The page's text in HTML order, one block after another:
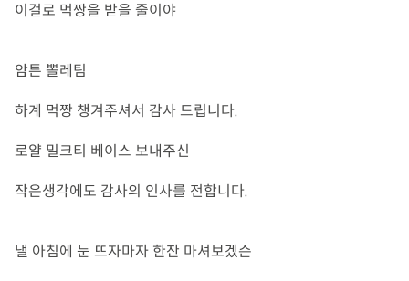
이걸로 먹짱을 받을 줄이야
암튼 뽈레팀
하계 먹짱 챙겨주셔서 감사 드립니다.
로얄 밀크티 베이스 보내주신
작은생각에도 감사의 인사를 전합니다.
낼 아침에 눈 뜨자마자 한잔 마셔보겠슨